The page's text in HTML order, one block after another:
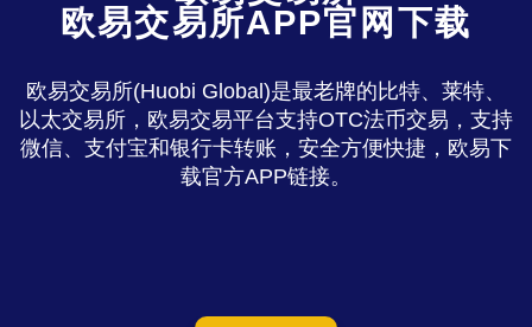
欧易交易所APP官网下载
欧易交易所(Huobi Global)是最老牌的比特、莱特、
以太交易所，欧易交易平台支持OTC法币交易，支持
微信、支付宝和银行卡转账，安全方便快捷，欧易下
载官方APP链接。